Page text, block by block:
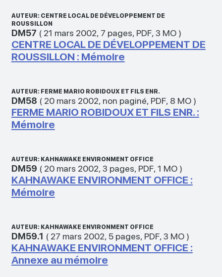
AUTEUR: CENTRE LOCAL DE DÉVELOPPEMENT DE
ROUSSILLON
DM57 ( 21 mars 2002, 7 pages, PDF, 3 MO)
CENTRE LOCAL DE DÉVELOPPEMENT DE
ROUSSILLON : Mémoire
AUTEUR: FERME MARIO ROBIDOUX ET FILS ENR.
DM58 ( 20 mars 2002, non paginé, PDF, 8 MO)
FERME MARIO ROBIDOUX ET FILS ENR. :
Mémoire
AUTEUR: KAHNAWAKE ENVIRONMENT OFFICE
DM59 ( 20 mars 2002, 3 pages, PDF, 1 MO)
KAHNAWAKE ENVIRONMENT OFFICE :
Mémoire
AUTEUR: KAHNAWAKE ENVIRONMENT OFFICE
DM59.1 ( 27 mars 2002, 5 pages, PDF, 3 MO)
KAHNAWAKE ENVIRONMENT OFFICE :
Annexe au mémoire